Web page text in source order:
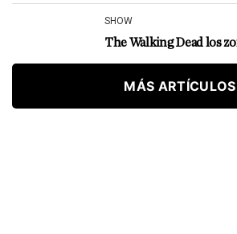
SHOW
The Walking Dead los
MÁS ARTÍCULOS